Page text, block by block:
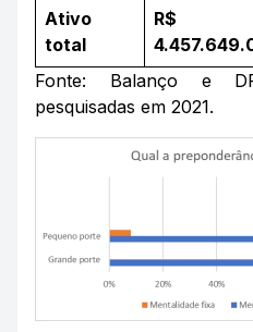
Ativo
total
R$
Fonte: Balanço e
pesquisadas em 2021.